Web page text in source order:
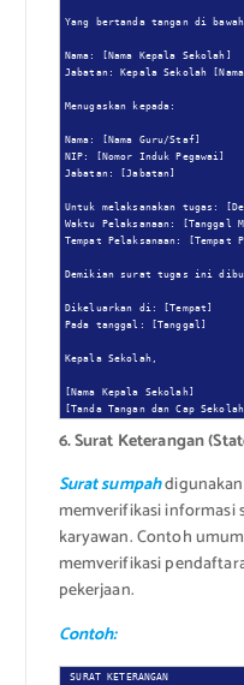
Yang bertanda tangan di
Nama: [Nama Kepala Sekolah]
Jabatan: Kepala Sekolah
Menugaskan kepada:
Nama: [Nama Guru/Staf]
NIP: [Nomor Induk Pegawai]
Jabatan: [Jabatan]
Untuk melaksanakan tugas:
Waktu Pelaksanaan:
Tempat Pelaksanaan: [Tempat
Demikian surat tugas ini
Dikeluarkan di: [Tempat]
Pada tanggal: [Tanggal]
Kepala Sekolah,
[Nama Kepala Sekolah]
[Tanda Tangan dan Cap
6. Surat Keterangan
Surat sumpah
memverifikasi informasi
karyawan. Contoh
memverifikasi
pekerjaan.
Contoh:
SURAT KETERANGAN